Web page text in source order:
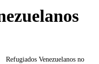
Venezuelanos no